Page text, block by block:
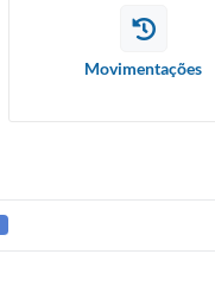
Movimentações